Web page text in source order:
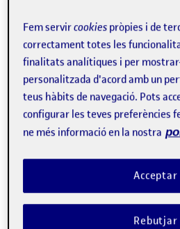
Fem servircookies pròpies i de
correctament totes les
finalitats analítiques i per
personalitzada d'acord amb un
teus hàbits de navegació. Pots
configurar les teves preferències
ne més informació en la nostra
Rebutjar
Acceptar